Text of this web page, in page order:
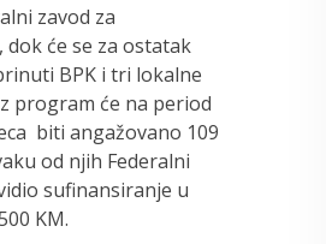
zavod za
dok će se za ostatak
BPK i tri lokalne
program će na period
biti angažovano 109
od njih Federalni
sufinansiranje u
KM.